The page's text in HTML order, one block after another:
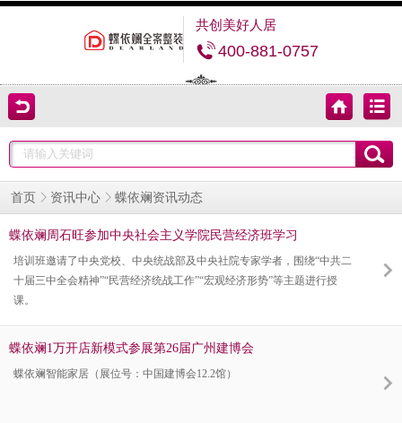
共创美好人居
400-881-0757
首页 资讯中心 蝶依斓资讯动态
蝶依斓周石旺参加中央社会主义学院民营经济班学习
培训班邀请了中央党校、中央统战部及中央社院专家学者，围绕“中共二
十届三中全会精神”“民营经济统战工作”“宏观经济形势”等主题进行授
课。
蝶依斓1万开店新模式参展第26届广州建博会
蝶依斓智能家居（展位号：中国建博会12.2馆）